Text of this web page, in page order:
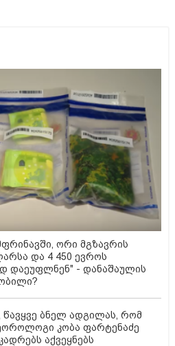
ორი მგზავრის
და 4 450 ევროს
დაეუფლნენ" - დანაშაულის
წავყვე ბნელ ადგილას, რომ
კობა ფარტენაძე
აქვეყნებს